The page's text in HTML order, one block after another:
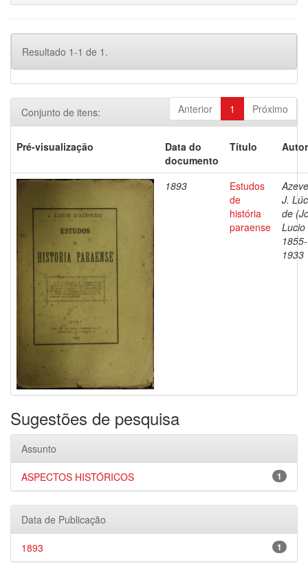
Resultado 1-1 de 1.
Anterior 1 Próximo
Conjunto de itens:
Pré-visualização
Data do
documento
Título
1893
Estudos
de
história
paraense
J.
de
1855-
1933
Sugestões de pesquisa
Assunto
1
ASPECTOS HISTÓRICOS
Data de Publicação
1
1893